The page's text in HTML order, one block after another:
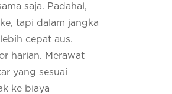
saja. Padahal,
tapi dalam jangka
cepat aus.
harian. Merawat
yang sesuai
ke biaya